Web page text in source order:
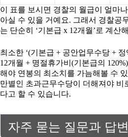
이 표를 보시면 경찰의 월급이 얼마
아실 수 있을 거예요. 그래서 경찰공
는 단순히 ‘기본급 x 12개월’로 계산
최소한 ‘(기본급 + 공안업무수당 +
12개월 + 명절휴가비(기본급의
해야 연봉의 최소치를 가늠해볼 수
만별인 초과근무수당이 더해져야 비
다고 할 수 있습니다.
자주 묻는 질문과 답